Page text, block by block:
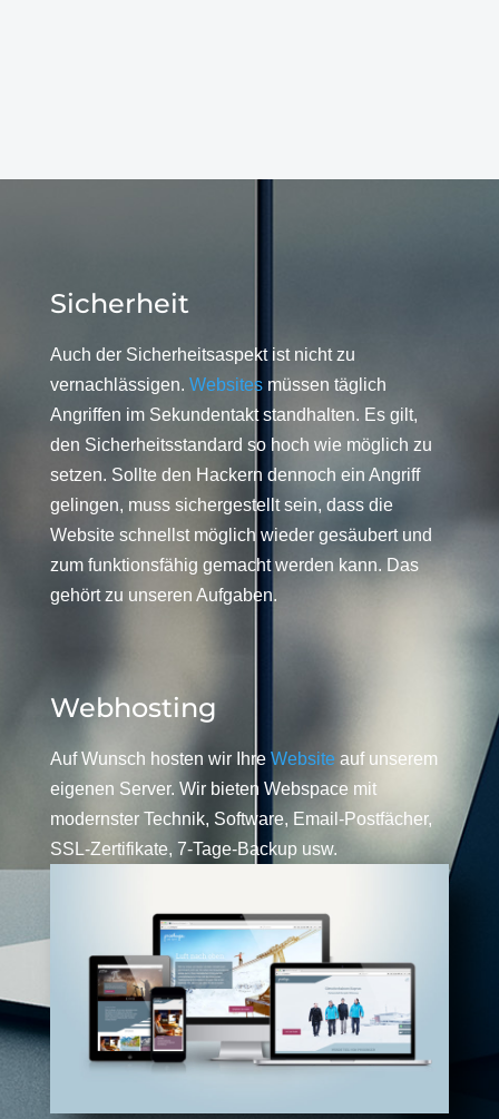
Sicherheit
Auch der Sicherheitsaspekt ist nicht zu
vernachlässigen. Websitesmüssen täglich
Angriffen im Sekundentakt standhalten. Es gilt,
den Sicherheitsstandard so hoch wie möglich zu
setzen. Sollte den Hackern dennoch ein Angriff
gelingen, muss sichergestellt sein, dass die
Website schnellst möglich wieder gesäubert und
zum funktionsfähig gemacht werden kann. Das
gehört zu unseren Aufgaben.
Webhosting
Auf Wunsch hosten wir Ihre Website auf unserem
eigenen Server. Wir bieten Webspace mit
modernster Technik, Software, Email-Postfächer,
SSL-Zertifikate, 7-Tage-Backup usw.